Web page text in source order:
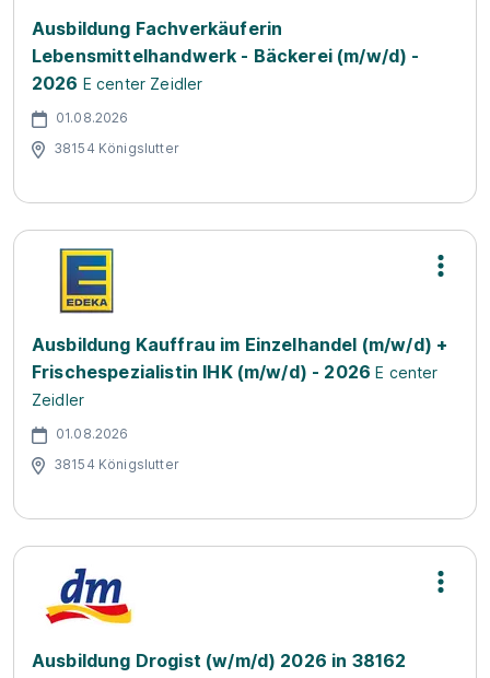
Ausbildung Fachverkäuferin
Lebensmittelhandwerk - Bäckerei (m/w/d) -
2026 E center Zeidler
01.08.2026
38154 Königslutter
Ausbildung Kauffrau im Einzelhandel (m/w/d) +
Frischespezialistin IHK (m/w/d) - 2026 E center
Zeidler
01.08.2026
38154 Königslutter
Ausbildung Drogist (w/m/d) 2026 in 38162